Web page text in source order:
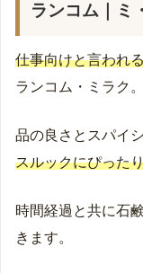
ランコム｜ミ
仕事向けと言われ
ランコム・ミラク。
品の良さとスパイ
スルックにぴった
時間経過と共に石
きます。